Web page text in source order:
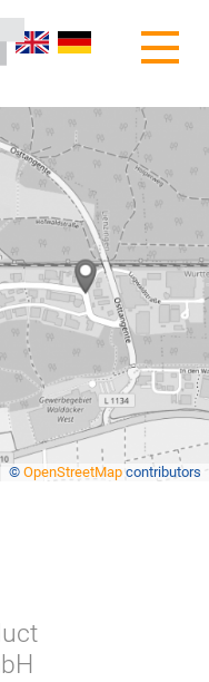
© OpenStreetMapcontributors